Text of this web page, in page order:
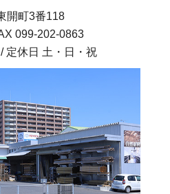
開町3番118
099-202-0863
定休日 土・日・祝